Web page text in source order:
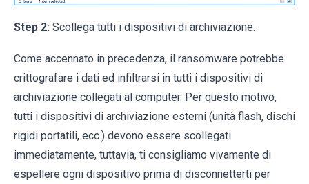
Step 2: Scollega tutti i dispositivi di archiviazione.
Come accennato in precedenza, il ransomware potrebbe
crittografare i dati ed infiltrarsi in tutti i dispositivi di
archiviazione collegati al computer. Per questo motivo,
tutti i dispositivi di archiviazione esterni (unità flash, dischi
rigidi portatili, ecc.) devono essere scollegati
immediatamente, tuttavia, ti consigliamo vivamente di
espellere ogni dispositivo prima di disconnetterti per